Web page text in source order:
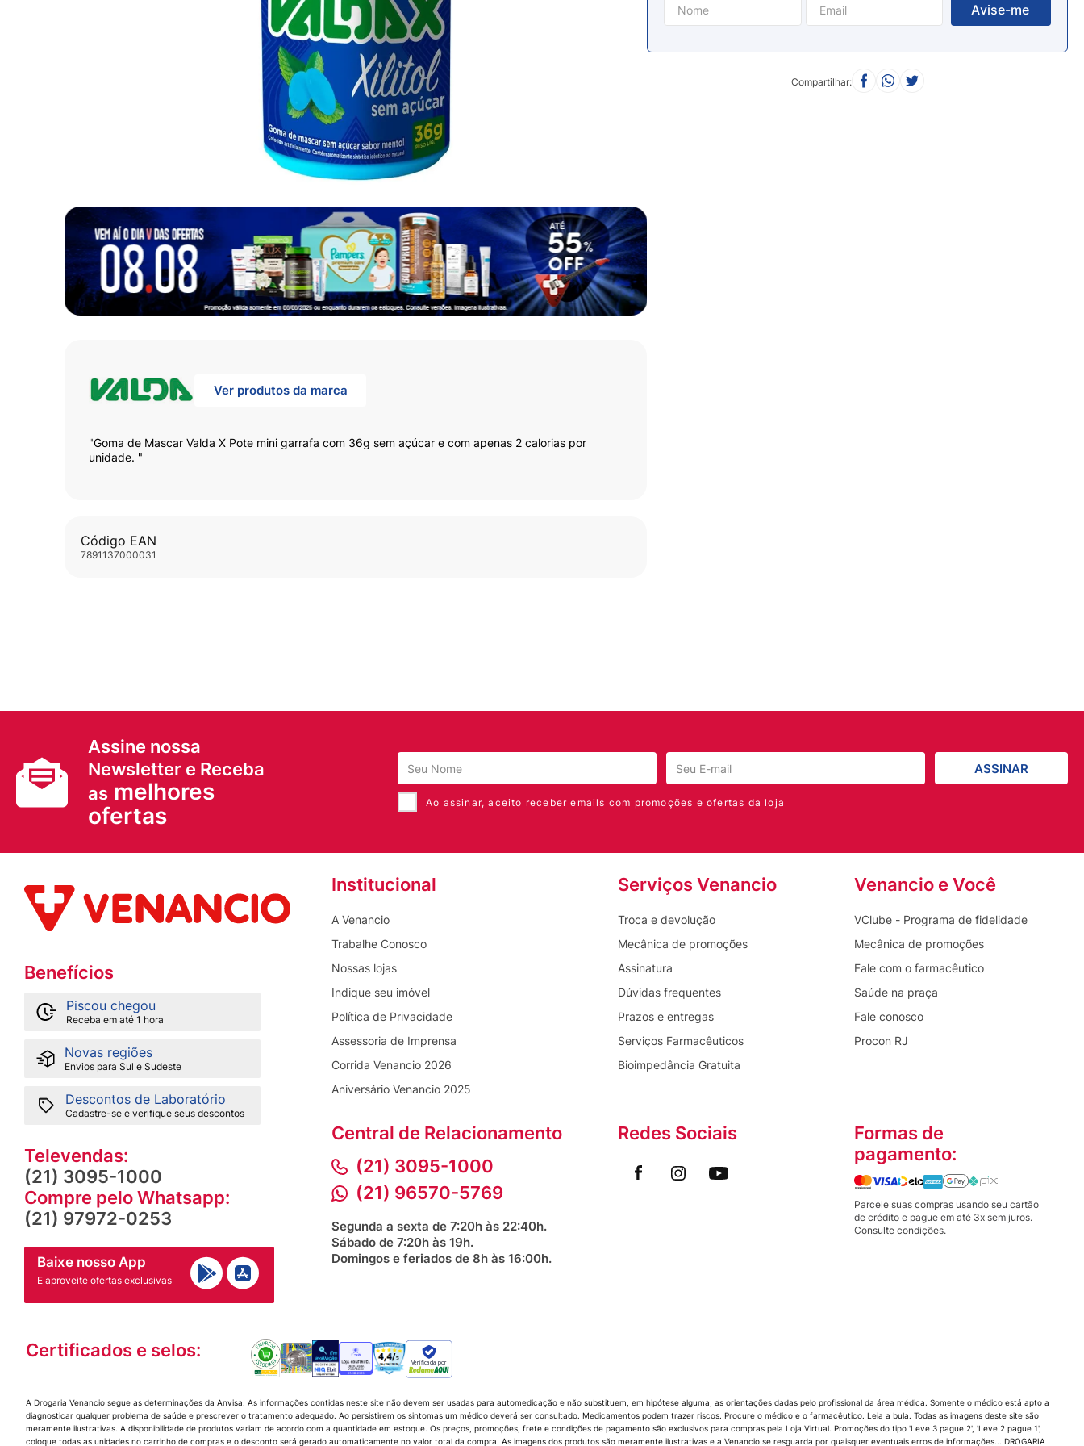
Compartilhar
Ver produtos da marca
"Goma de Mascar Valda X Pote mini garrafa com 36g sem açúcar e com apenas 2 calorias por
unidade. "
Código EAN
7891137000031
Assine nossa
Newsletter e Receba
as melhores
ofertas
ASSINAR
Ao assinar, aceito receber emails com promoções e ofertas da loja
Benefícios
Piscou chegou
Receba em até 1 hora
Novas regiões
Envios para Sul e Sudeste
Descontos de Laboratório
Cadastre-se e verifique seus descontos
Televendas:
(21) 3095-1000
Compre pelo Whatsapp:
(21) 97972-0253
Baixe nosso App
E aproveite ofertas exclusivas
Institucional
A Venancio
Trabalhe Conosco
Nossas lojas
Indique seu imóvel
Política de Privacidade
Assessoria de Imprensa
Corrida Venancio 2026
Aniversário Venancio 2025
Serviços Venancio
Troca e devolução
Mecânica de promoções
Assinatura
Dúvidas frequentes
Prazos e entregas
Serviços Farmacêuticos
Bioimpedância Gratuita
Venancio e Você
VClube - Programa de fidelidade
Mecânica de promoções
Fale com o farmacêutico
Saúde na praça
Fale conosco
Procon RJ
Central de Relacionamento
(21) 3095-1000
(21) 96570-5769
Segunda a sexta de 7:20h às 22:40h.
Sábado de 7:20h às 19h.
Domingos e feriados de 8h às 16:00h.
Redes Sociais
Formas de
pagamento:
Parcele suas compras usando seu cartão
de crédito e pague em até 3x sem juros.
Consulte condições.
Certificados e selos:
Verificada por
A Drogaria Venancio segue as determinações da Anvisa. As informações contidas neste site não devem ser usadas para automedicação e não substituem, em hipótese alguma, as orientações dadas pelo profissional da área médica. Somente o médico está apto a
diagnosticar qualquer problema de saúde e prescrever o tratamento adequado. Ao persistirem os sintomas um médico deverá ser consultado. Medicamentos podem trazer riscos. Procure o médico e o farmacêutico. Leia a bula. Todas as imagens deste site são
meramente ilustrativas. A disponibilidade de produtos variam de acordo com a quantidade em estoque. Os preços, promoções, frete e condições de pagamento são exclusivos para compras pela Loja Virtual. Promoções do tipo 'Leve 3 pague 2', 'Leve 2 pague 1',
coloque todas as unidades no carrinho de compras e o desconto será gerado automaticamente no valor total da compra. As imagens dos produtos são meramente ilustrativas e a Venancio se resguarda por quaisquer eventuais erros de informações... DROGARIA